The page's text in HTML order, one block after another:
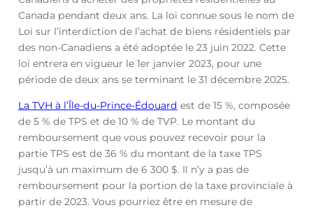
Canada pendant deux ans. La loi connue sous le nom de
Loi sur l’interdiction de l’achat de biens résidentiels par
des non-Canadiens a été adoptée le 23 juin 2022. Cette
loi entrera en vigueur le 1er janvier 2023, pour une
période de deux ans se terminant le 31 décembre 2025.
La TVH à l’Île-du-Prince-Édouard est de 15 %, composée
de 5 % de TPS et de 10 % de TVP. Le montant du
remboursement que vous pouvez recevoir pour la
partie TPS est de 36 % du montant de la taxe TPS
jusqu’à un maximum de 6 300 $. Il n’y a pas de
remboursement pour la portion de la taxe provinciale à
partir de 2023. Vous pourriez être en mesure de